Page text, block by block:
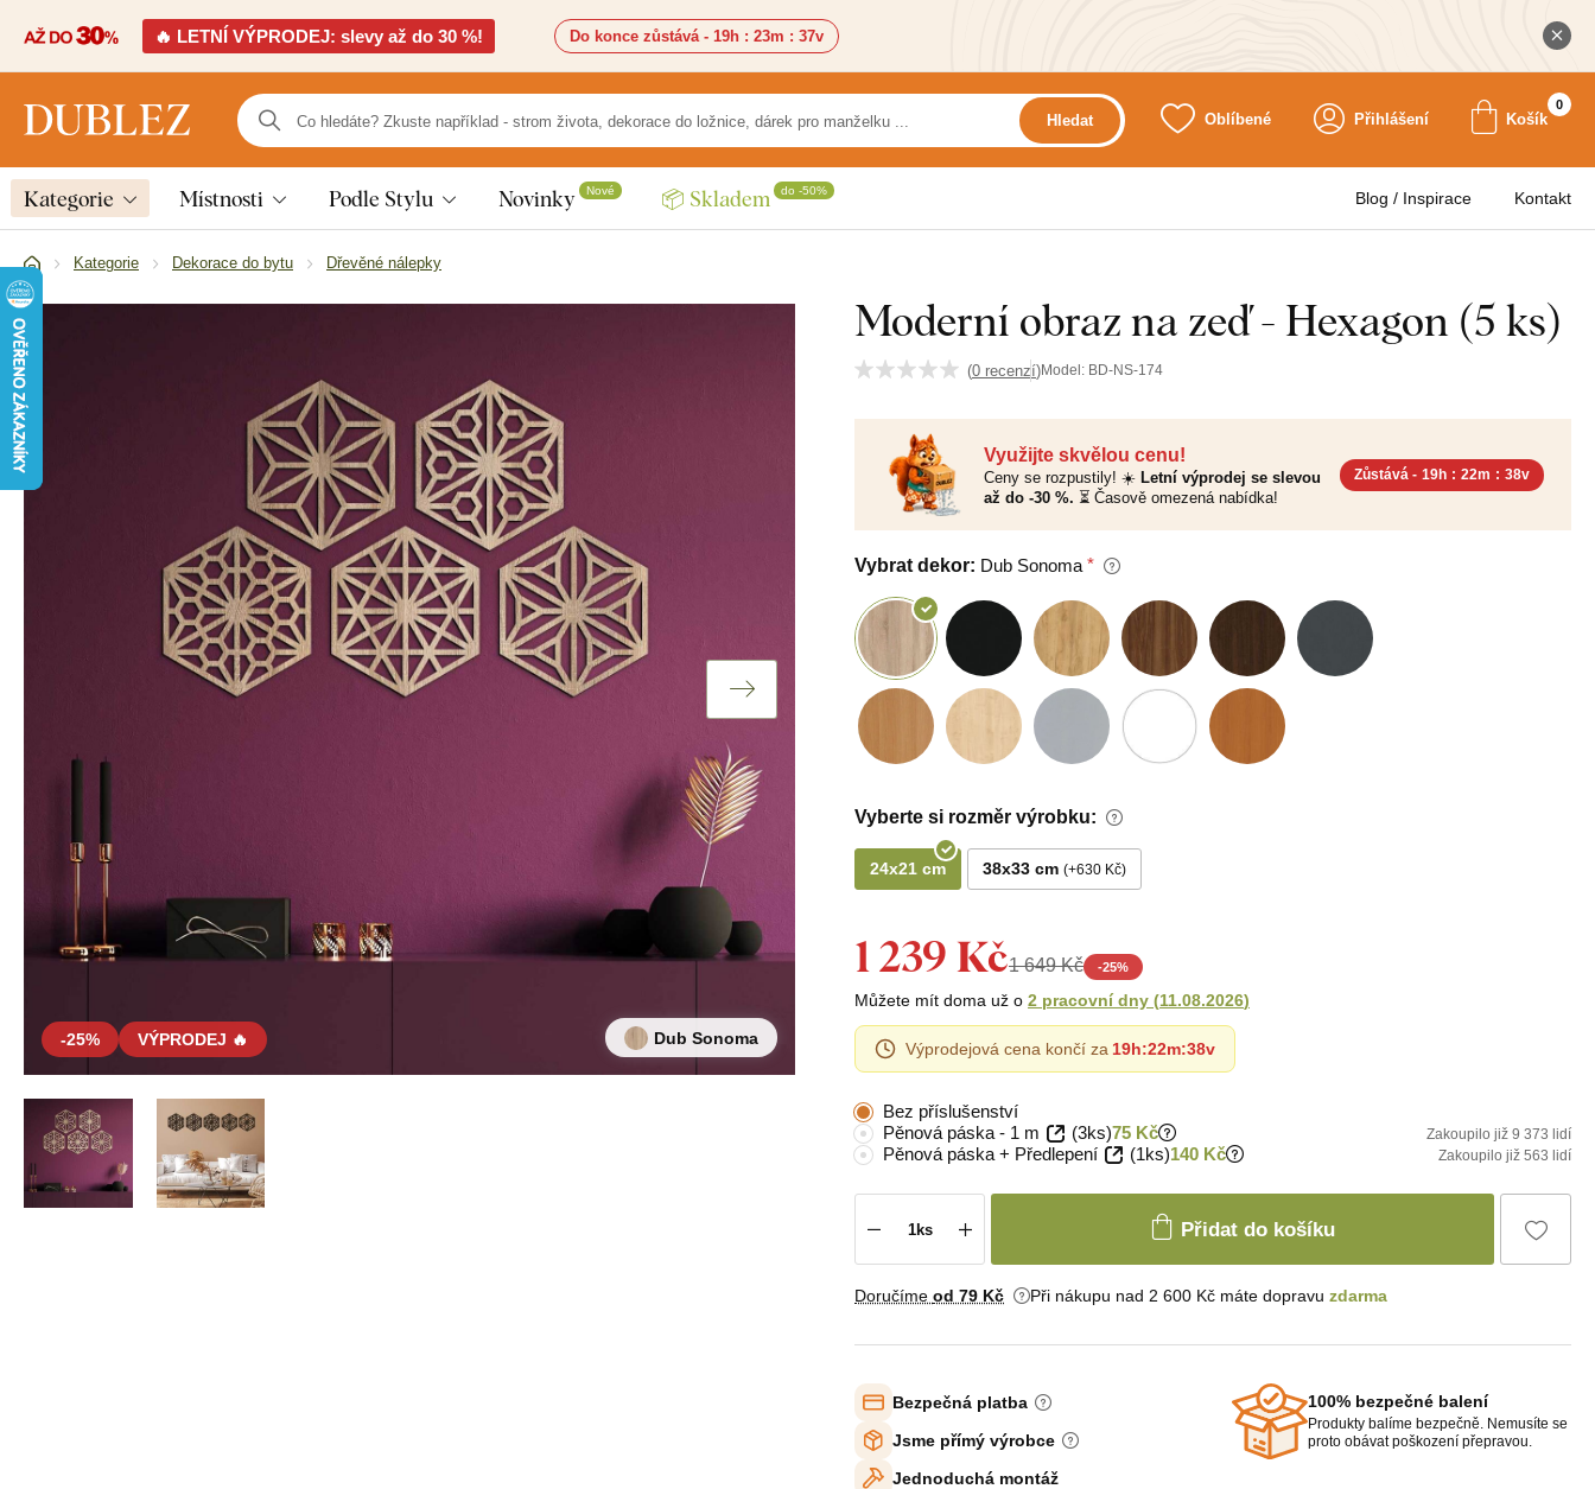
🔥 LETNÍ VÝPRODEJ: slevy až do 30 %! Do konce zůstává - 19h : 23m : 36v
Hledat Oblíbené Přihlášení Košík
0
Kategorie Místnosti Podle Stylu Novinky Nové 📦 Skladem do -50% Blog / Inspirace Kontakt
Kategorie Dekorace do bytu Dřevěné nálepky
Moderní obraz na zeď - Hexagon (5 ks)
(0 recenzí)Model: BD-NS-174
-25% VÝPRODEJ 🔥 Dub Sonoma
Využijte skvělou cenu!
Ceny se rozpustily! ☀️ Letní výprodej se slevou
až do -30 %. ⏳ Časově omezená nabídka!
Zůstává - 19h : 22m : 36v
Vybrat dekor: Dub Sonoma
Vyberte si rozměr výrobku:
24x21 cm 38x33 cm +630 Kč
1 239 Kč1 649 Kč -25%
Můžete mít doma už o 2 pracovní dny (11.08.2026)
Výprodejová cena končí za 19h:22m:36v
Bez příslušenství
Pěnová páska - 1 m
(3ks)75 Kč Zakoupilo již 9 373 lidí
Pěnová páska + Předlepení (1ks)140 Kč Zakoupilo již 563 lidí
Přidat do košíku
Doručíme od 79 Kč Při nákupu nad 2 600 Kč máte dopravu zdarma
Bezpečná platba
Jsme přímý výrobce
Jednoduchá montáž
100% bezpečné balení
Produkty balíme bezpečně. Nemusíte se
proto obávat poškození přepravou.